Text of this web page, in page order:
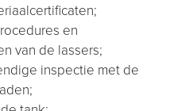
en
van de lassers;
inspectie met de